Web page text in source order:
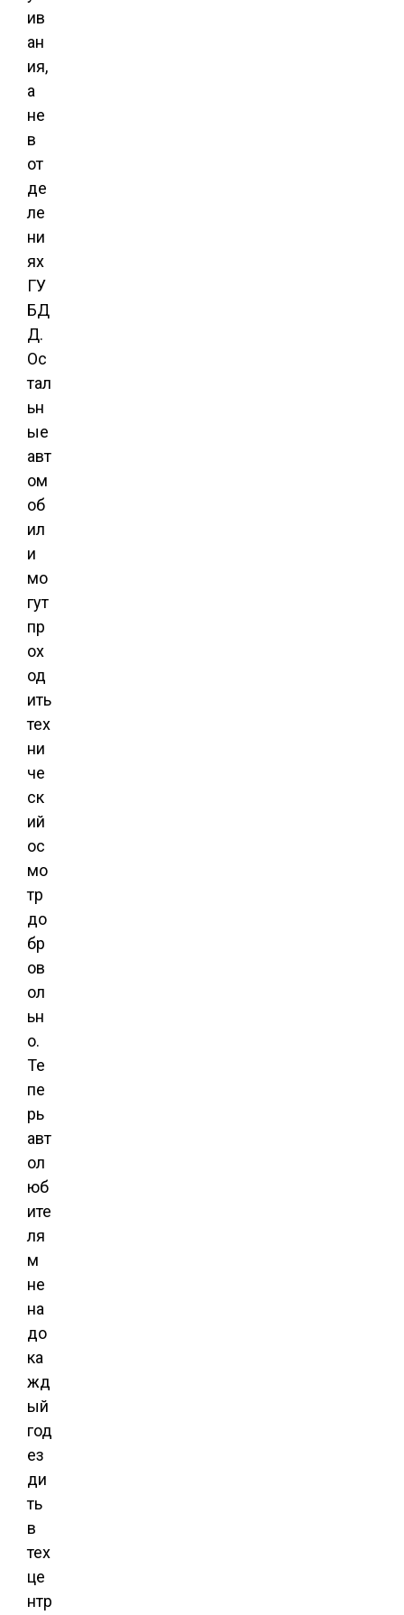
ив
ан
ия,
а
не
в
от
де
ле
ни
ях
ГУ
БД
Д.
Ос
тал
ьн
ые
авт
ом
об
ил
и
мо
гут
пр
ох
од
ить
тех
ни
че
ск
ий
ос
мо
тр
до
бр
ов
ол
ьн
о.
Те
пе
рь
авт
ол
юб
ите
ля
м
не
на
до
ка
жд
ый
год
ез
ди
ть
в
тех
це
нтр